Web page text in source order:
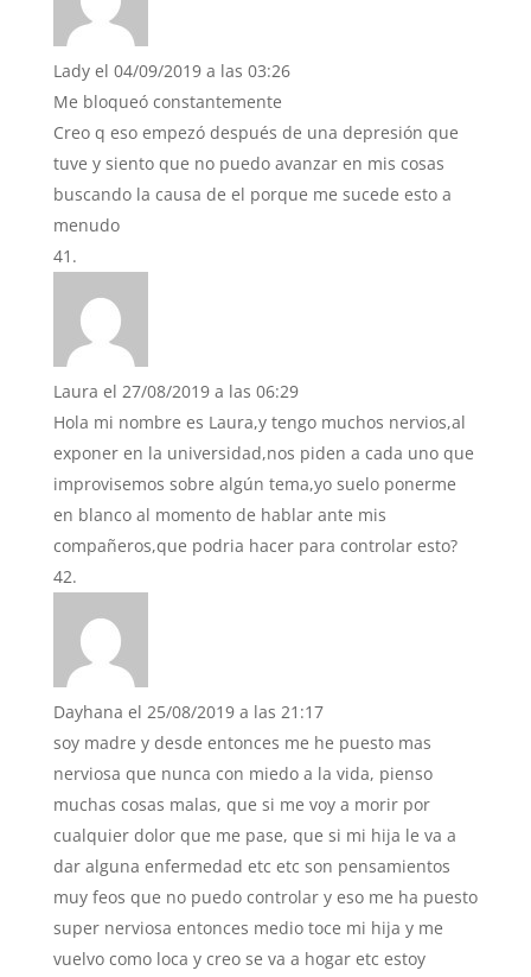
Lady el 04/09/2019 a las 03:26
Me bloqueó constantemente
Creo q eso empezó después de una depresión que
tuve y siento que no puedo avanzar en mis cosas
buscando la causa de el porque me sucede esto a
menudo
Laura el 27/08/2019 a las 06:29
Hola mi nombre es Laura,y tengo muchos nervios,al
exponer en la universidad,nos piden a cada uno que
improvisemos sobre algún tema,yo suelo ponerme
en blanco al momento de hablar ante mis
compañeros,que podria hacer para controlar esto?
Dayhana el 25/08/2019 a las 21:17
soy madre y desde entonces me he puesto mas
nerviosa que nunca con miedo a la vida, pienso
muchas cosas malas, que si me voy a morir por
cualquier dolor que me pase, que si mi hija le va a
dar alguna enfermedad etc etc son pensamientos
muy feos que no puedo controlar y eso me ha puesto
super nerviosa entonces medio toce mi hija y me
vuelvo como loca y creo se va a hogar etc estoy